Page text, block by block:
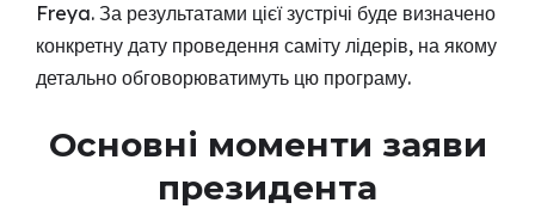
Freya. За результатами цієї зустрічі буде визначено
конкретну дату проведення саміту лідерів, на якому
детально обговорюватимуть цю програму.
Основні моменти заяви
президента